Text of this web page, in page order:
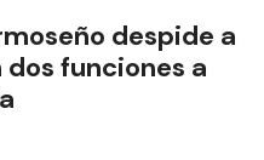
despide a
funciones a